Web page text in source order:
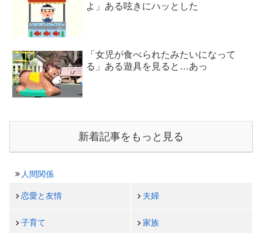
よ」ある呟きにハッとした
「女児が食べられたみたいになって
る」ある遊具を見ると…あっ
新着記事をもっと見る
人間関係
恋愛と友情 夫婦
子育て 家族